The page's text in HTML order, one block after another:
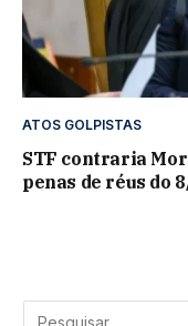
ATOS GOLPISTAS
STF contraria
penas de réus do